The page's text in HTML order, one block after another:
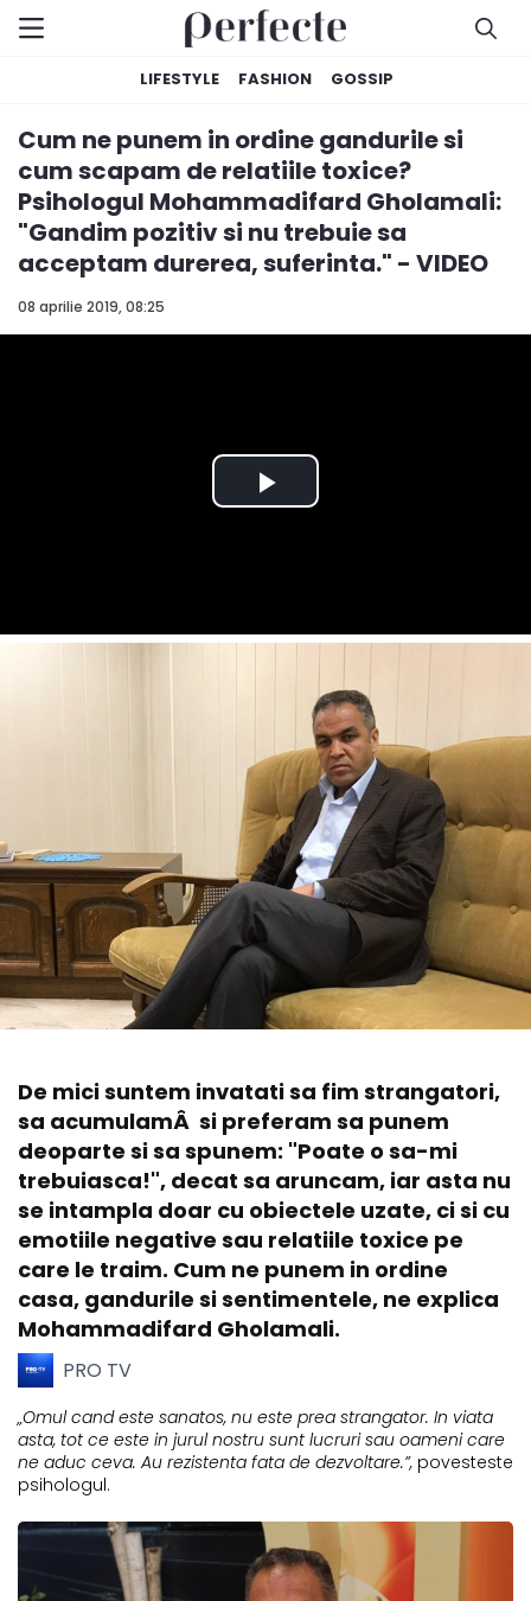
LIFESTYLE FASHION GOSSIP
08 aprilie 2019, 08:25
Cum ne punem in ordine gandurile si
cum scapam de relatiile toxice?
Psihologul Mohammadifard Gholamali:
"Gandim pozitiv si nu trebuie sa
acceptam durerea, suferinta." - VIDEO
De mici suntem invatati sa fim strangatori,
sa acumulamÂ si preferam sa punem
deoparte si sa spunem: "Poate o sa-mi
trebuiasca!", decat sa aruncam, iar asta nu
se intampla doar cu obiectele uzate, ci si cu
emotiile negative sau relatiile toxice pe
care le traim. Cum ne punem in ordine
casa, gandurile si sentimentele, ne explica
Mohammadifard Gholamali.
PRO TV
„Omul cand este sanatos, nu este prea strangator. In viata
asta, tot ce este in jurul nostru sunt lucruri sau oameni care
ne aduc ceva. Au rezistenta fata de dezvoltare.”, povesteste
psihologul.